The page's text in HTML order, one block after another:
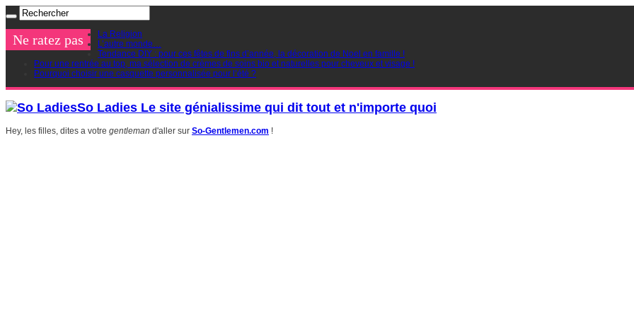
Ne ratez pas
La Religion
L’autre monde…
Tendance DIY : pour ces fêtes de fins d’année, la décoration de Noel en famille !
Pour une rentrée au top, ma sélection de crèmes de soins bio et naturelles pour cheveux et visage !
Pourquoi choisir une casquette personnalisée pour l’été ?
So Ladies Le site génialissime qui dit tout et n'importe quoi
Hey, les filles, dites a votre gentleman d'aller sur So-Gentlemen.com !